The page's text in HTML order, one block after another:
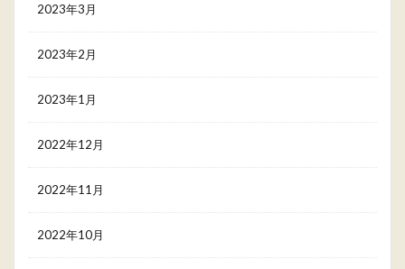
2023年3月
2023年2月
2023年1月
2022年12月
2022年11月
2022年10月